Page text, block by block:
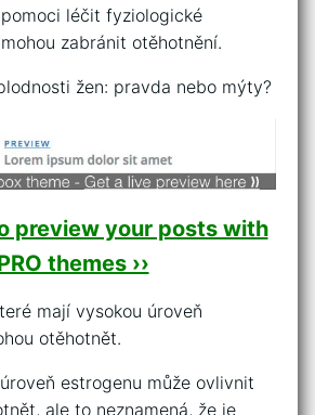
léčit fyziologické
zabránit otěhotnění.
žen: pravda nebo mýty?
preview your posts with
themes ››
mají vysokou úroveň
otěhotnět.
estrogenu může ovlivnit
ale to neznamená, že je